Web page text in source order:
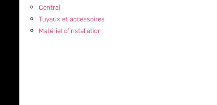
Central
Tuyaux et accessoires
Matériel d’installation